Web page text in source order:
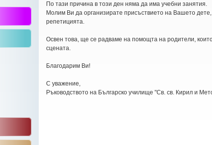
По тази причина в този ден няма да има учебни занятия.
Молим Ви да организирате присъствието на Вашето
репетицията.
Освен това, ще се радваме на помощта на родители,
сцената.
Благодарим Ви!
С уважение,
Ръководството на Българско училище "Св. св. Кирил и